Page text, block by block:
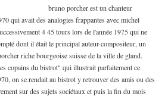
est un chanteur
qui avait des analogies frappantes avec michel
4 45 tours lors de l'année 1975 qui ne
dont il était le principal auteur-compositeur, un
riche bourgeoise suisse de la ville de gland.
copains du bistrot" qui illustrait parfaitement ce
on se rendait au bistrot y retrouver des amis ou des
sur des sujets sociétaux et puis la fin du mois